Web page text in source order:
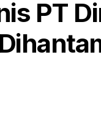
PT